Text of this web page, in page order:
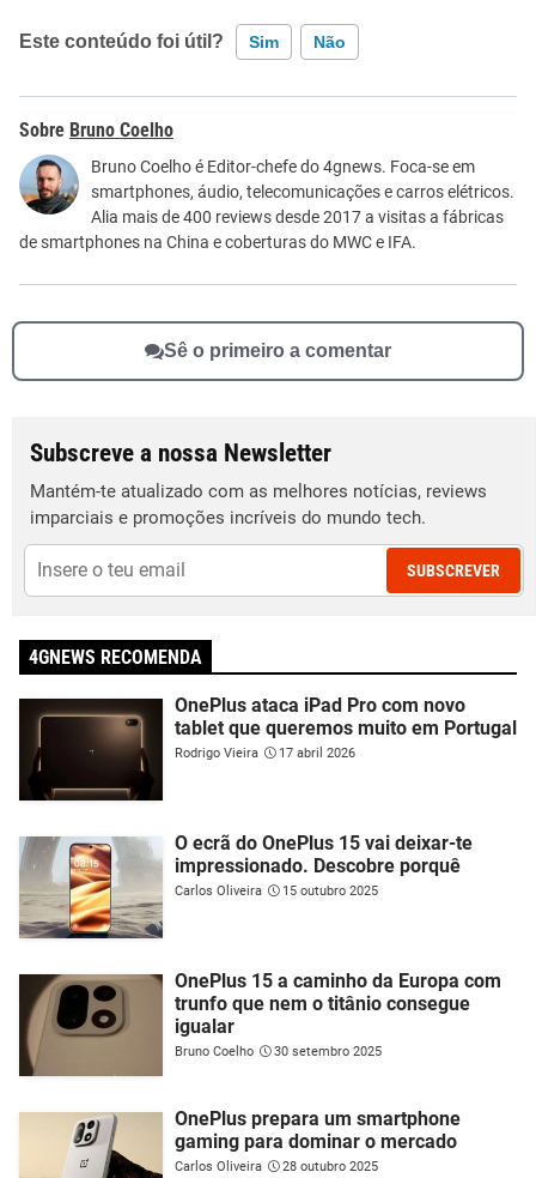
Este conteúdo foi útil? Sim Não
Este conteúdo não tem a informação que procuro
Outro
Bruno Coelho
Bruno Coelho é Editor-chefe do 4gnews. Foca-se em
smartphones, áudio, telecomunicações e carros elétricos.
Alia mais de 400 reviews desde 2017 a visitas a fábricas
de smartphones na China e coberturas do MWC e IFA.
Sê o primeiro a comentar
Subscreve a nossa Newsletter
Mantém-te atualizado com as melhores notícias, reviews
imparciais e promoções incríveis do mundo tech.
SUBSCREVER
4GNEWS RECOMENDA
OnePlus ataca iPad Pro com novo
tablet que queremos muito em Portugal
Rodrigo Vieira 17 abril 2026
O ecrã do OnePlus 15 vai deixar-te
impressionado. Descobre porquê
Carlos Oliveira 15 outubro 2025
OnePlus 15 a caminho da Europa com
trunfo que nem o titânio consegue
igualar
Bruno Coelho 30 setembro 2025
OnePlus prepara um smartphone
gaming para dominar o mercado
Carlos Oliveira 28 outubro 2025